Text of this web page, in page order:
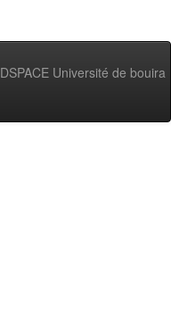
DSPACE Université de bouira